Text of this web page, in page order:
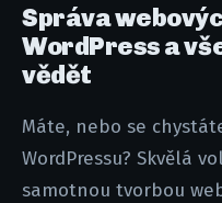
Správa
WordPress a
vědět
Máte, nebo se
WordPressu? Skvělá
samotnou tvorbou